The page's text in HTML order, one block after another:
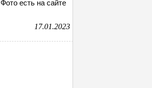
есть на сайте
17.01.2023